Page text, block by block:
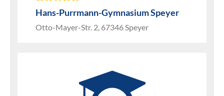
Hans-Purrmann-Gymnasium Speyer
Otto-Mayer-Str. 2, 67346 Speyer